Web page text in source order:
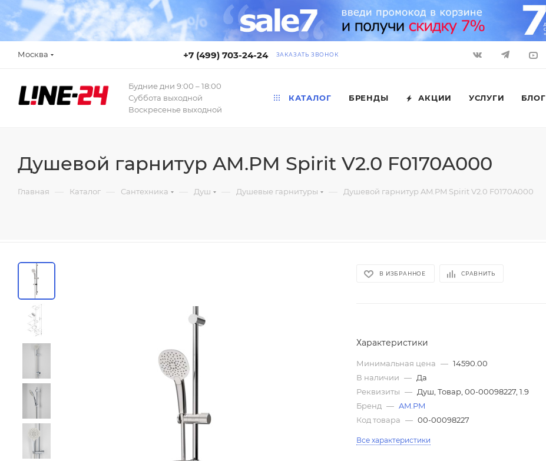
Москва +7 (499) 703-24-24 ЗАКАЗАТЬ ЗВОНОК
Будние дни 9:00 – 18:00
Суббота выходной
Воскресенье выходной
КАТАЛОГ БРЕНДЫ АКЦИИ УСЛУГИ БЛОГ
Душевой гарнитур AM.PM Spirit V2.0 F0170A000
Главная — Каталог — Сантехника — Душ — Душевые гарнитуры — Душевой гарнитур AM.PM Spirit V2.0 F0170A000
В ИЗБРАННОЕ СРАВНИТЬ
Характеристики
Минимальная цена — 14590.00
В наличии — Да
Реквизиты — Душ, Товар, 00-00098227, 1.9
Бренд — AM.PM
Код товара — 00-00098227
Все характеристики